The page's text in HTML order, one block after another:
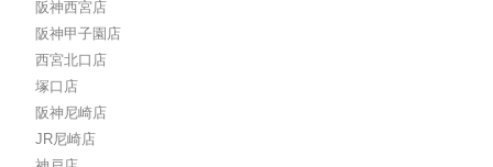
阪神西宮店
阪神甲子園店
西宮北口店
塚口店
阪神尼崎店
JR尼崎店